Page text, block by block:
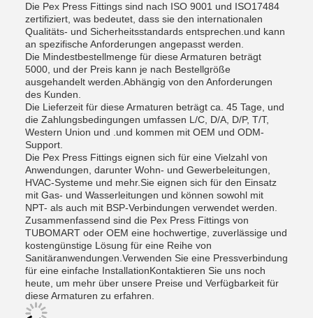
Die Pex Press Fittings sind nach ISO 9001 und ISO17484
zertifiziert, was bedeutet, dass sie den internationalen
Qualitäts- und Sicherheitsstandards entsprechen.und kann
an spezifische Anforderungen angepasst werden.
Die Mindestbestellmenge für diese Armaturen beträgt
5000, und der Preis kann je nach Bestellgröße
ausgehandelt werden.Abhängig von den Anforderungen
des Kunden.
Die Lieferzeit für diese Armaturen beträgt ca. 45 Tage, und
die Zahlungsbedingungen umfassen L/C, D/A, D/P, T/T,
Western Union und .und kommen mit OEM und ODM-
Support.
Die Pex Press Fittings eignen sich für eine Vielzahl von
Anwendungen, darunter Wohn- und Gewerbeleitungen,
HVAC-Systeme und mehr.Sie eignen sich für den Einsatz
mit Gas- und Wasserleitungen und können sowohl mit
NPT- als auch mit BSP-Verbindungen verwendet werden.
Zusammenfassend sind die Pex Press Fittings von
TUBOMART oder OEM eine hochwertige, zuverlässige und
kostengünstige Lösung für eine Reihe von
Sanitäranwendungen.Verwenden Sie eine Pressverbindung
für eine einfache InstallationKontaktieren Sie uns noch
heute, um mehr über unsere Preise und Verfügbarkeit für
diese Armaturen zu erfahren.